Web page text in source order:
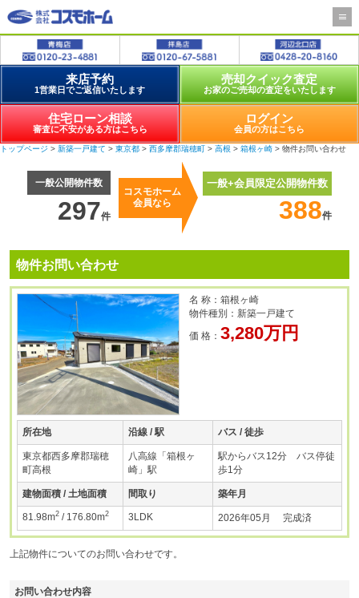
来店予約
1営業日でご返信いたします
売却クイック査定
お家のご売却の査定をいたします
住宅ローン相談
審査に不安がある方はこちら
ログイン
会員の方はこちら
トップページ > 新築一戸建て > 東京都 > 西多摩郡瑞穂町 > 高根 > 箱根ヶ崎 > 物件お問い合わせ
一般公開物件数
297件
コスモホーム
会員なら
一般+会員限定公開物件数
388件
物件お問い合わせ
名 称：箱根ヶ崎
物件種別：新築一戸建て
価 格： 3,280万円
所在地 沿線 / 駅 バス / 徒歩
東京都西多摩郡瑞穂
町高根
八高線「箱根ヶ
崎」駅
駅からバス12分 バス停徒
歩1分
建物面積 / 土地面積 間取り 築年月
81.98m2 / 176.80m2 3LDK 2026年05月 完成済
上記物件についてのお問い合わせです。
お問い合わせ内容